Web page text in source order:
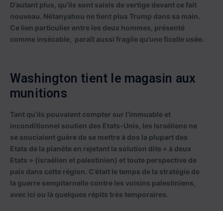
D’autant plus, qu’ils sont saisis de vertige devant ce fait
nouveau. Nétanyahou ne tient plus Trump dans sa main.
Ce lien particulier entre les deux hommes, présenté
comme insécable, paraît aussi fragile qu’une ficelle usée.
Washington tient le magasin aux
munitions
Tant qu’ils pouvaient compter sur l’immuable et
inconditionnel soutien des Etats-Unis, les Israéliens ne
se souciaient guère de se mettre à dos la plupart des
Etats de la planète en rejetant la solution dite « à deux
Etats » (israélien et palestinien) et toute perspective de
paix dans cette région. C’était le temps de la stratégie de
la guerre sempiternelle contre les voisins palestiniens,
avec ici ou là quelques répits très temporaires.